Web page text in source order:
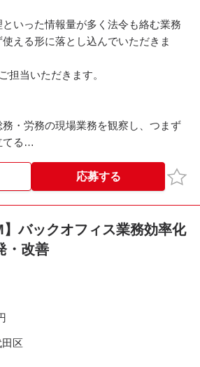
いった情報量が多く法令も絡む業務
える形に落とし込んでいただきま
担当いただきます。
務・労務の現場業務を観察し、つまず
る
、お客様に当てて検証する
・帳票確認など、情報量の多い業務
・承認フローといった制約を、UI で気
実装連携、デザインシステムの育成
起点とした Activation / Retention 改善
応募する お気
】バックオフィス業務効率化
・改善
区